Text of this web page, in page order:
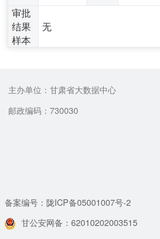
审批
结果
样本
无
主办单位：甘肃省大数据中心
邮政编码：730030
备案编号：陇ICP备05001007号-2
甘公安网备：62010202003515